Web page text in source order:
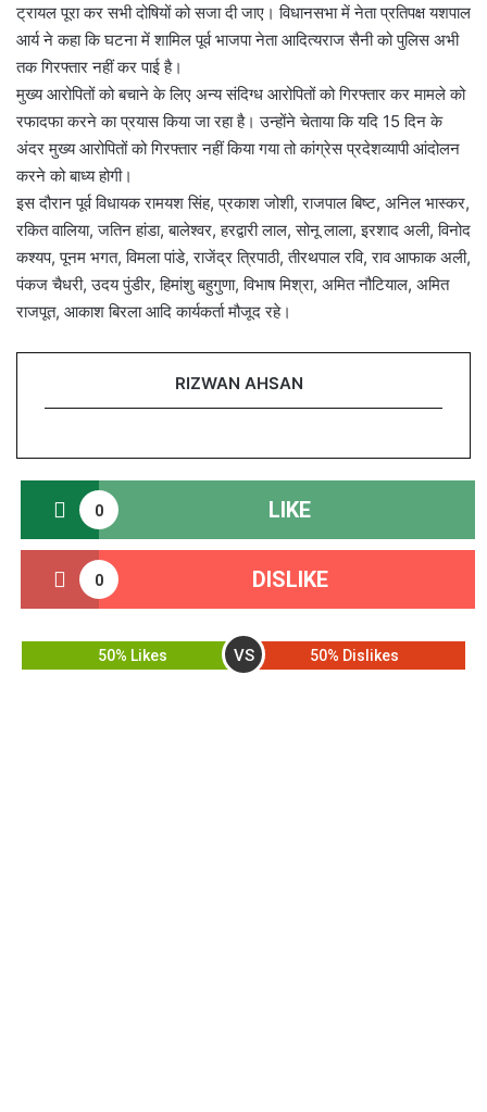
ट्रायल पूरा कर सभी दोषियों को सजा दी जाए। विधानसभा में नेता प्रतिपक्ष यशपाल
आर्य ने कहा कि घटना में शामिल पूर्व भाजपा नेता आदित्यराज सैनी को पुलिस अभी
तक गिरफ्तार नहीं कर पाई है।
मुख्य आरोपितों को बचाने के लिए अन्य संदिग्ध आरोपितों को गिरफ्तार कर मामले को
रफादफा करने का प्रयास किया जा रहा है। उन्होंने चेताया कि यदि 15 दिन के
अंदर मुख्य आरोपितों को गिरफ्तार नहीं किया गया तो कांग्रेस प्रदेशव्यापी आंदोलन
करने को बाध्य होगी।
इस दौरान पूर्व विधायक रामयश सिंह, प्रकाश जोशी, राजपाल बिष्ट, अनिल भास्कर,
रकित वालिया, जतिन हांडा, बालेश्वर, हरद्वारी लाल, सोनू लाला, इरशाद अली, विनोद
कश्यप, पूनम भगत, विमला पांडे, राजेंद्र त्रिपाठी, तीरथपाल रवि, राव आफाक अली,
पंकज चैधरी, उदय पुंडीर, हिमांशु बहुगुणा, विभाष मिश्रा, अमित नौटियाल, अमित
राजपूत, आकाश बिरला आदि कार्यकर्ता मौजूद रहे।
RIZWAN AHSAN
0 LIKE
0 DISLIKE
50% Likes VS 50% Dislikes